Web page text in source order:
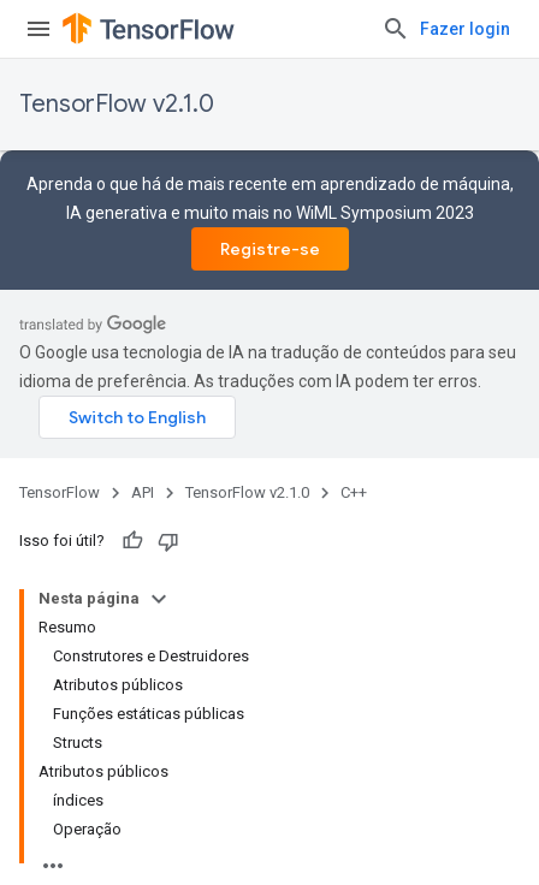
Fazer login
TensorFlow v2.1.0
Aprenda o que há de mais recente em aprendizado de máquina,
IA generativa e muito mais no WiML Symposium 2023
Registre-se
O Google usa tecnologia de IA na tradução de conteúdos para seu
idioma de preferência. As traduções com IA podem ter erros.
TensorFlow API TensorFlow v2.1.0 C++
Isso foi útil?
Nesta página
Resumo
Construtores e Destruidores
Atributos públicos
Funções estáticas públicas
Structs
Atributos públicos
índices
Operação